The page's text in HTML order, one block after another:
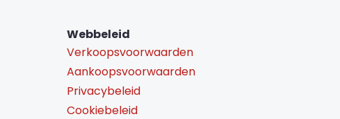
Webbeleid
Verkoopsvoorwaarden
Aankoopsvoorwaarden
Privacybeleid
Cookiebeleid